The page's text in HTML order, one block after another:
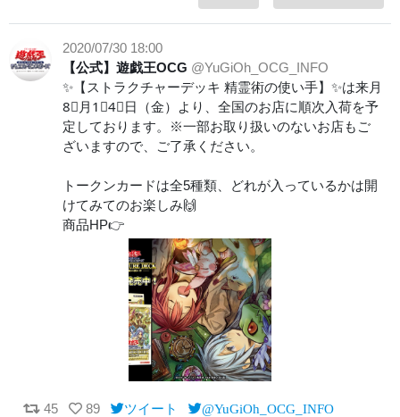
2020/07/30 18:00
【公式】遊戯王OCG @YuGiOh_OCG_INFO
✨【ストラクチャーデッキ 精霊術の使い手】✨は来月
8⃣月1⃣4⃣日（金）より、全国のお店に順次入荷を予
定しております。※一部お取り扱いのないお店もご
ざいますので、ご了承ください。
トークンカードは全5種類、どれが入っているかは開
けてみてのお楽しみ🙌
商品HP👉
45 89 ツイート @YuGiOh_OCG_INFO